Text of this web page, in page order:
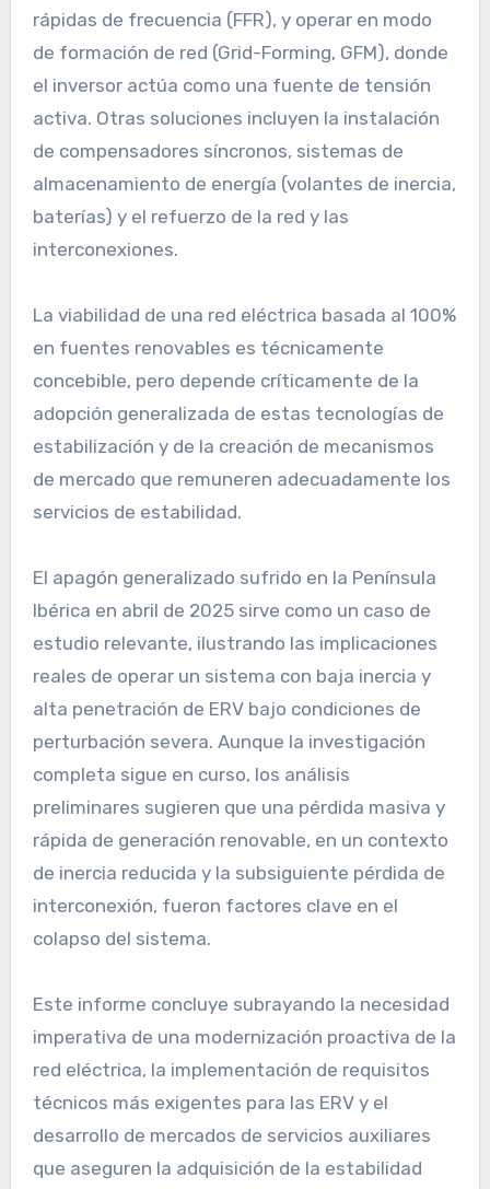
rápidas de frecuencia (FFR), y operar en modo
de formación de red (Grid-Forming, GFM), donde
el inversor actúa como una fuente de tensión
activa. Otras soluciones incluyen la instalación
de compensadores síncronos, sistemas de
almacenamiento de energía (volantes de inercia,
baterías) y el refuerzo de la red y las
interconexiones.
La viabilidad de una red eléctrica basada al 100%
en fuentes renovables es técnicamente
concebible, pero depende críticamente de la
adopción generalizada de estas tecnologías de
estabilización y de la creación de mecanismos
de mercado que remuneren adecuadamente los
servicios de estabilidad.
El apagón generalizado sufrido en la Península
Ibérica en abril de 2025 sirve como un caso de
estudio relevante, ilustrando las implicaciones
reales de operar un sistema con baja inercia y
alta penetración de ERV bajo condiciones de
perturbación severa. Aunque la investigación
completa sigue en curso, los análisis
preliminares sugieren que una pérdida masiva y
rápida de generación renovable, en un contexto
de inercia reducida y la subsiguiente pérdida de
interconexión, fueron factores clave en el
colapso del sistema.
Este informe concluye subrayando la necesidad
imperativa de una modernización proactiva de la
red eléctrica, la implementación de requisitos
técnicos más exigentes para las ERV y el
desarrollo de mercados de servicios auxiliares
que aseguren la adquisición de la estabilidad